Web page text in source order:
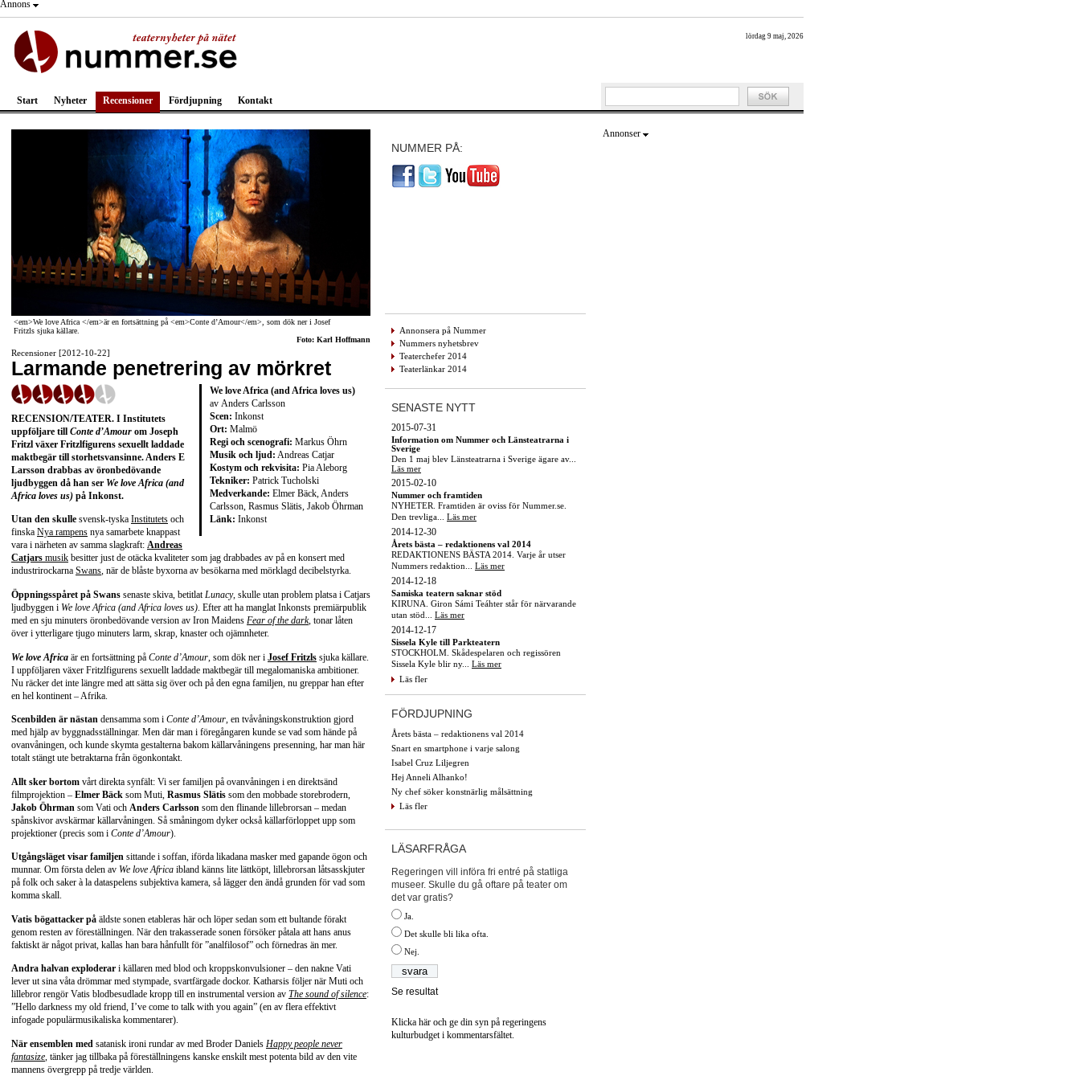
Annons
lördag 9 maj, 2026
Start Nyheter Recensioner Fördjupning Kontakt
<em>We love Africa </em>är en fortsättning på <em>Conte d’Amour</em>, som dök ner i Josef
Fritzls sjuka källare.
Foto: Karl Hoffmann
Recensioner [2012-10-22]
Larmande penetrering av mörkret
We love Africa (and Africa loves us)
av Anders Carlsson
Scen: Inkonst
Ort: Malmö
Regi och scenografi: Markus Öhrn
Musik och ljud: Andreas Catjar
Kostym och rekvisita: Pia Aleborg
Tekniker: Patrick Tucholski
Medverkande: Elmer Bäck, Anders
Carlsson, Rasmus Slätis, Jakob Öhrman
Länk: Inkonst
RECENSION/TEATER. I Institutets
uppföljare till Conte d’Amour om Joseph
Fritzl växer Fritzlfigurens sexuellt laddade
maktbegär till storhetsvansinne. Anders E
Larsson drabbas av öronbedövande
ljudbyggen då han ser We love Africa (and
Africa loves us) på Inkonst.
Utan den skulle svensk-tyska Institutets och
finska Nya rampens nya samarbete knappast
vara i närheten av samma slagkraft: Andreas
Catjars musik besitter just de otäcka kvaliteter som jag drabbades av på en konsert med
industrirockarna Swans, när de blåste byxorna av besökarna med mörklagd decibelstyrka.
Öppningsspåret på Swans senaste skiva, betitlatLunacy, skulle utan problem platsa i Catjars
ljudbyggen i We love Africa (and Africa loves us). Efter att ha manglat Inkonsts premiärpublik
med en sju minuters öronbedövande version av Iron Maidens Fear of the dark, tonar låten
över i ytterligare tjugo minuters larm, skrap, knaster och ojämnheter.
We love Africa är en fortsättning på Conte d’Amour , som dök ner i Josef Fritzls sjuka källare.
I uppföljaren växer Fritzlfigurens sexuellt laddade maktbegär till megalomaniska ambitioner.
Nu räcker det inte längre med att sätta sig över och på den egna familjen, nu greppar han efter
en hel kontinent – Afrika.
Scenbilden är nästan densamma som i Conte d’Amour, en tvåvåningskonstruktion gjord
med hjälp av byggnadsställningar. Men där man i föregångaren kunde se vad som hände på
ovanvåningen, och kunde skymta gestalterna bakom källarvåningens presenning, har man här
totalt stängt ute betraktarna från ögonkontakt.
Allt sker bortom vårt direkta synfält: Vi ser familjen på ovanvåningen i en direktsänd
filmprojektion – Elmer Bäck som Muti, Rasmus Slätis som den mobbade storebrodern,
Jakob Öhrman som Vati och Anders Carlsson som den flinande lillebrorsan – medan
spånskivor avskärmar källarvåningen. Så småningom dyker också källarförloppet upp som
projektioner (precis som i Conte d’Amour).
Utgångsläget visar familjen sittande i soffan, iförda likadana masker med gapande ögon och
munnar. Om första delen av We love Africa ibland känns lite lättköpt, lillebrorsan låtsasskjuter
på folk och saker à la dataspelens subjektiva kamera, så lägger den ändå grunden för vad som
komma skall.
Vatis bögattacker på äldste sonen etableras här och löper sedan som ett bultande förakt
genom resten av föreställningen. När den trakasserade sonen försöker påtala att hans anus
faktiskt är något privat, kallas han bara hånfullt för ”analfilosof” och förnedras än mer.
Andra halvan exploderar i källaren med blod och kroppskonvulsioner – den nakne Vati
lever ut sina våta drömmar med stympade, svartfärgade dockor. Katharsis följer när Muti och
lillebror rengör Vatis blodbesudlade kropp till en instrumental version av The sound of silence:
”Hello darkness my old friend, I’ve come to talk with you again” (en av flera effektivt
infogade populärmusikaliska kommentarer).
När ensemblen med satanisk ironi rundar av med Broder Daniels Happy people never
fantasize, tänker jag tillbaka på föreställningens kanske enskilt mest potenta bild av den vite
mannens övergrepp på tredje världen.
NUMMER PÅ:
Annonsera på Nummer
Nummers nyhetsbrev
Teaterchefer 2014
Teaterlänkar 2014
SENASTE NYTT
2015-07-31
Information om Nummer och Länsteatrarna i
Sverige
Den 1 maj blev Länsteatrarna i Sverige ägare av...
Läs mer
2015-02-10
Nummer och framtiden
NYHETER. Framtiden är oviss för Nummer.se.
Den trevliga... Läs mer
2014-12-30
Årets bästa – redaktionens val 2014
REDAKTIONENS BÄSTA 2014. Varje år utser
Nummers redaktion... Läs mer
2014-12-18
Samiska teatern saknar stöd
KIRUNA. Giron Sámi Teáhter står för närvarande
utan stöd... Läs mer
2014-12-17
Sissela Kyle till Parkteatern
STOCKHOLM. Skådespelaren och regissören
Sissela Kyle blir ny... Läs mer
Läs fler
FÖRDJUPNING
Årets bästa – redaktionens val 2014
Snart en smartphone i varje salong
Isabel Cruz Liljegren
Hej Anneli Alhanko!
Ny chef söker konstnärlig målsättning
Läs fler
LÄSARFRÅGA
Regeringen vill införa fri entré på statliga
museer. Skulle du gå oftare på teater om
det var gratis?
Ja.
Det skulle bli lika ofta.
Nej.
Se resultat
Klicka här och ge din syn på regeringens
kulturbudget i kommentarsfältet.
Annonser